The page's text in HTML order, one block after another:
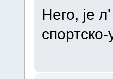
Него, је